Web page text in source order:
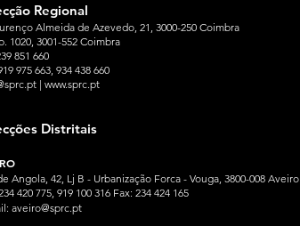
Regional
Almeida de Azevedo, 21, 3000-250 Coimbra
1020, 3001-552 Coimbra
851 660
975 663 , 934 438 660
| www.sprc.pt
Distritais
Angola, 42, Lj B - Urbanização Forca - Vouga, 3800-008 Aveiro
420 775, 919 100 316 Fax: 234 424 165
aveiro@sprc.pt